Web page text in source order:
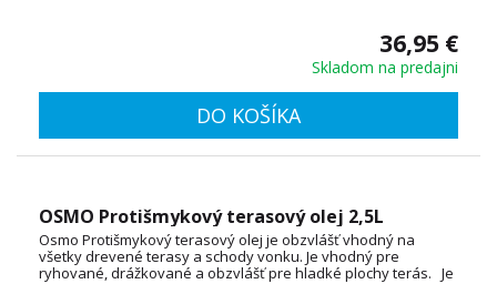
36,95 €
Skladom na predajni
DO KOŠÍKA
OSMO Protišmykový terasový olej 2,5L
Osmo Protišmykový terasový olej je obzvlášť vhodný na
všetky drevené terasy a schody vonku. Je vhodný pre
ryhované, drážkované a obzvlášť pre hladké plochy terás. Je